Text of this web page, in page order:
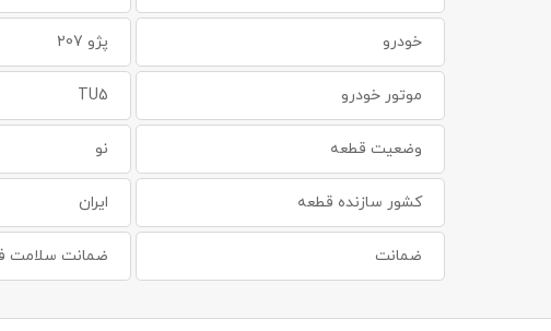
خودرو پژو 207
موتور خودرو TU5
وضعیت قطعه نو
کشور سازنده قطعه ایران
ضمانت ضمانت سلامت